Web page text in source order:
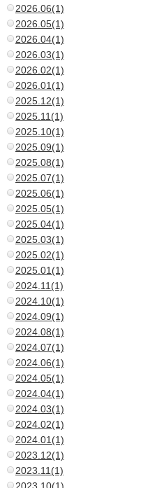
2026.06(1)
2026.05(1)
2026.04(1)
2026.03(1)
2026.02(1)
2026.01(1)
2025.12(1)
2025.11(1)
2025.10(1)
2025.09(1)
2025.08(1)
2025.07(1)
2025.06(1)
2025.05(1)
2025.04(1)
2025.03(1)
2025.02(1)
2025.01(1)
2024.11(1)
2024.10(1)
2024.09(1)
2024.08(1)
2024.07(1)
2024.06(1)
2024.05(1)
2024.04(1)
2024.03(1)
2024.02(1)
2024.01(1)
2023.12(1)
2023.11(1)